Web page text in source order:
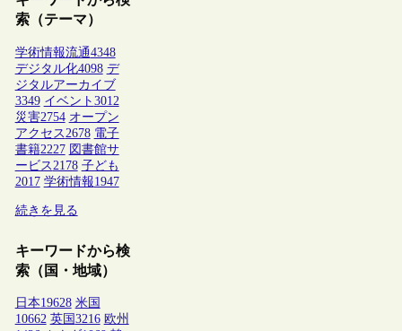
索（テーマ）
学術情報流通4348
デジタル化4098 デ
ジタルアーカイブ
3349 イベント 3012
災害2754 オープン
アクセス 2678 電子
書籍2227 図書館サ
ービス 2178 子ども
2017 学術情報1947
続きを見る
キーワードから検
索（国・地域）
日本19628 米国
10662 英国 3216 欧州